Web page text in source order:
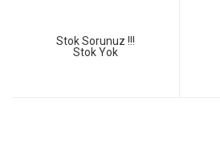
Stok Sorunuz !!!
Stok Yok